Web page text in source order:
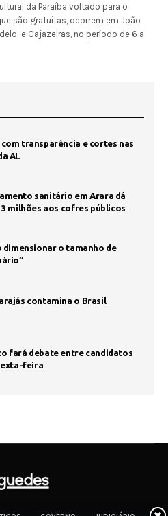
da Paraíba voltado para o
são gratuitas, ocorrem em João
e Cajazeiras, no período de 6 a
transparência e cortes nas
AL
sanitário em Arara dá
milhões aos cofres públicos
dimensionar o tamanho de
contamina o Brasil
fará debate entre candidatos
feira